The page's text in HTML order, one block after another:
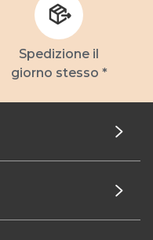
Spedizione il
giorno stesso *